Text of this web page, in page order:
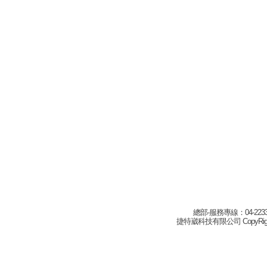
總部-服務專線：04-
捷特崴科技有限公司